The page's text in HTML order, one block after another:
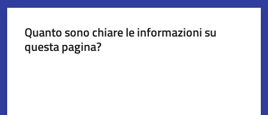
Quanto sono chiare le informazioni su
questa pagina?